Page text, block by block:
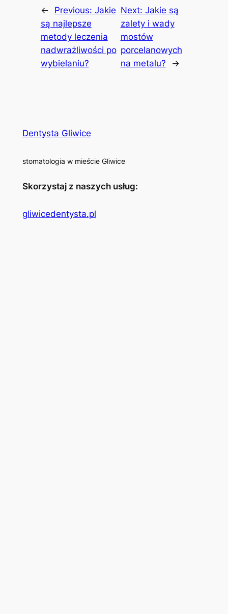
← Previous: Jakie
są najlepsze
metody leczenia
nadwrażliwości po
wybielaniu?
Next: Jakie są
zalety i wady
mostów
porcelanowych
na metalu?
→
Dentysta Gliwice
stomatologia w mieście Gliwice
Skorzystaj z naszych usług:
gliwicedentysta.pl